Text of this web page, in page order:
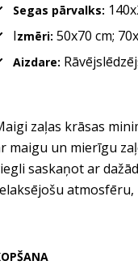
Segas pārvalks:
Izmēri: 50x70 cm;
Aizdare:
zaļas krāsas
maigu un mierīgu
saskaņot ar